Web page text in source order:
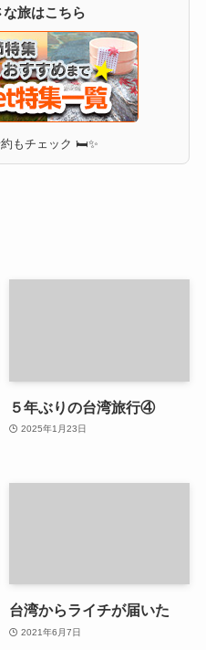
な旅はこちら
もチェック 🛏✨
５年ぶりの台湾旅行④
2025年1月23日
台湾からライチが届いた
2021年6月7日